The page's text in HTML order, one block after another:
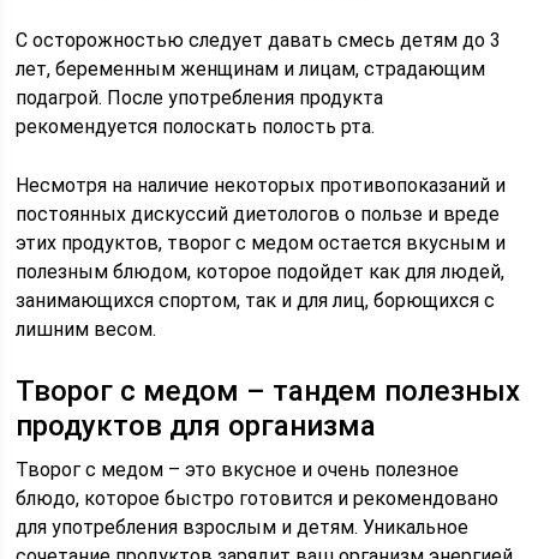
С осторожностью следует давать смесь детям до 3
лет, беременным женщинам и лицам, страдающим
подагрой. После употребления продукта
рекомендуется полоскать полость рта.
Несмотря на наличие некоторых противопоказаний и
постоянных дискуссий диетологов о пользе и вреде
этих продуктов, творог с медом остается вкусным и
полезным блюдом, которое подойдет как для людей,
занимающихся спортом, так и для лиц, борющихся с
лишним весом.
Творог с медом – тандем полезных
продуктов для организма
Творог с медом – это вкусное и очень полезное
блюдо, которое быстро готовится и рекомендовано
для употребления взрослым и детям. Уникальное